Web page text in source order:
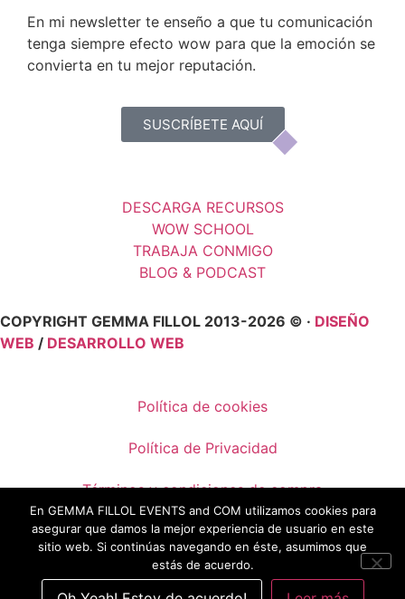
En mi newsletter te enseño a que tu comunicación
tenga siempre efecto wow para que la emoción se
convierta en tu mejor reputación.
SUSCRÍBETE AQUÍ
DESCARGA RECURSOS
WOW SCHOOL
TRABAJA CONMIGO
BLOG & PODCAST
COPYRIGHT GEMMA FILLOL 2013-2026 © · DISEÑO
WEB / DESARROLLO WEB
Política de cookies
Política de Privacidad
Términos y condiciones de compra
Condiciones de venta
Aviso legal
En GEMMA FILLOL EVENTS and COM utilizamos cookies para
asegurar que damos la mejor experiencia de usuario en este
sitio web. Si continúas navegando en éste, asumimos que
estás de acuerdo.